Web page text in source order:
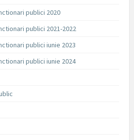
publici 2020
publici 2021-2022
publici iunie 2023
publici iunie 2024